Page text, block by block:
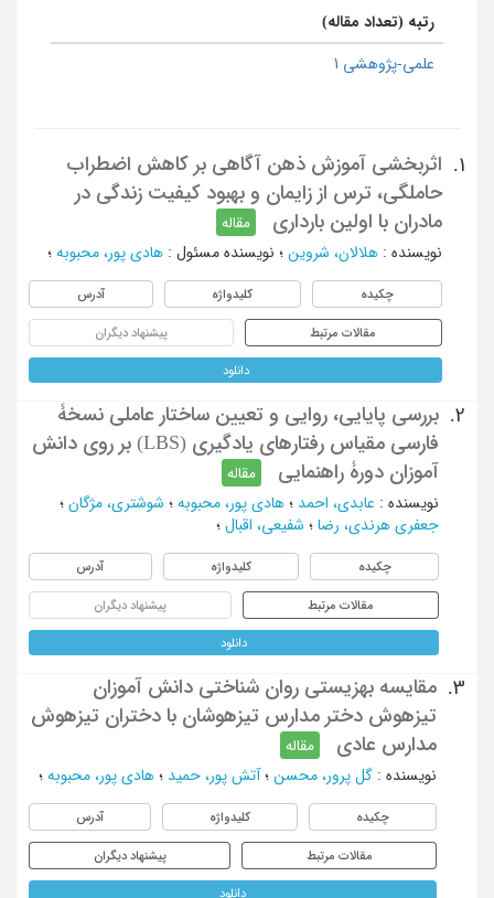
رتبه (تعداد مقاله)
علمی-پژوهشی 1
1.
اثربخشی آموزش ذهن آگاهی بر کاهش اضطراب
حاملگی، ترس از زایمان و بهبود کیفیت زندگی در
مادران با اولین بارداری
مقاله
نویسنده : هلالان، شروین ؛ نویسنده مسئول : هادی پور، محبوبه ؛
چکیده کلیدواژه آدرس
مقالات مرتبط پیشنهاد دیگران
دانلود
2.
بررسی پایایی، روایی و تعیین ساختار عاملی نسخۀ
فارسی مقیاس رفتارهای یادگیری (LBS) بر روی دانش
آموزان دورۀ راهنمایی
مقاله
نویسنده : عابدی، احمد ؛ هادی پور، محبوبه ؛ شوشتری، مژگان ؛
جعفری هرندی، رضا ؛ شفیعی، اقبال ؛
چکیده کلیدواژه آدرس
مقالات مرتبط پیشنهاد دیگران
دانلود
3.
مقایسه بهزیستی روان شناختی دانش آموزان
تیزهوش دختر مدارس تیزهوشان با دختران تیزهوش
مدارس عادی
مقاله
نویسنده : گل پرور، محسن ؛ آتش پور، حمید ؛ هادی پور، محبوبه ؛
چکیده کلیدواژه آدرس
مقالات مرتبط پیشنهاد دیگران
دانلود